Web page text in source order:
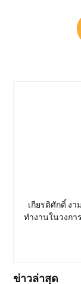
เกียรติศักดิ์ ง
ทำงานในวงก
ข่าวล่าสุด